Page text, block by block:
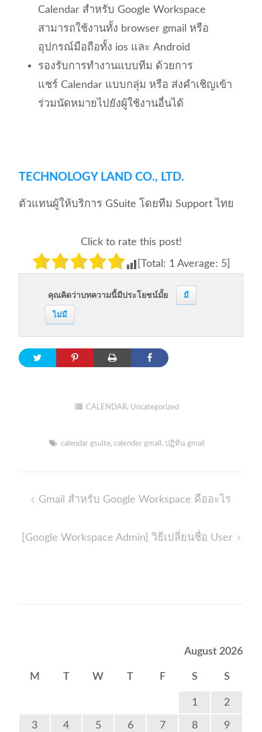
Calendar สำหรับ Google Workspace
สามารถใช้งานทั้ง browser gmail หรือ
อุปกรณ์มือถือทั้ง ios และ Android
รองรับการทำงานแบบทีม ด้วยการ
แชร์ Calendar แบบกลุ่ม หรือ ส่งคำเชิญเข้า
ร่วมนัดหมายไปยังผู้ใช้งานอื่นได้
TECHNOLOGY LAND CO., LTD.
ตัวแทนผู้ให้บริการ GSuite โดยทีม Support ไทย
Click to rate this post!
[Total: 1 Average: 5]
คุณคิดว่าบทความนี้มีประโยชน์มั้ย มี
ไม่มี
CALENDAR, Uncategorized
calendar gsuite, calender gmail , ปฏิทิน gmail
PostGmail สำหรับ Google Workspace คืออะไร
[Google Workspace Admin] วิธีเปลี่ยนชื่อ User
August 2026
M T W T F S S
1 2
3 4 5 6 7 8 9